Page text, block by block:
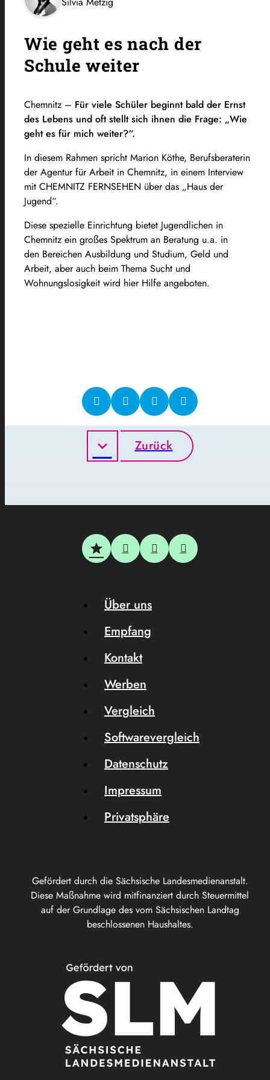
Wie geht es nach der
Schule weiter
Chemnitz – Für viele Schüler beginnt bald der Ernst
des Lebens und oft stellt sich ihnen die Frage: „Wie
geht es für mich weiter?“.
In diesem Rahmen spricht Marion Köthe, Berufsberaterin
der Agentur für Arbeit in Chemnitz, in einem Interview
mit CHEMNITZ FERNSEHEN über das „Haus der
Jugend“.
Diese spezielle Einrichtung bietet Jugendlichen in
Chemnitz ein großes Spektrum an Beratung u.a. in
den Bereichen Ausbildung und Studium, Geld und
Arbeit, aber auch beim Thema Sucht und
Wohnungslosigkeit wird hier Hilfe angeboten.
Zurück
Gefördert durch die Sächsische Landesmedienanstalt.
Diese Maßnahme wird mitfinanziert durch Steuermittel
auf der Grundlage des vom Sächsischen Landtag
beschlossenen Haushaltes.
Über uns
Empfang
Kontakt
Werben
Vergleich
Softwarevergleich
Datenschutz
Impressum
Privatsphäre